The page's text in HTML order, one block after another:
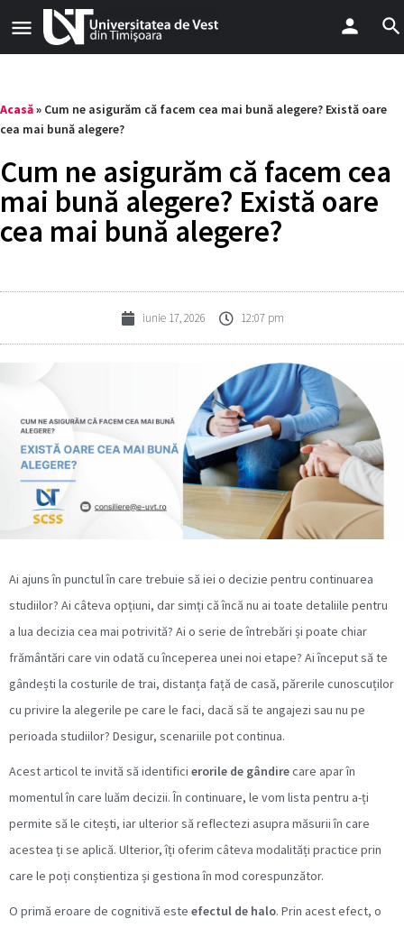
Acasă» Cum ne asigurăm că facem cea mai bună alegere? Există oare
cea mai bună alegere?
Cum ne asigurăm că facem cea
mai bună alegere? Există oare
cea mai bună alegere?
iunie 17, 2026 12:07 pm
Ai ajuns în punctul în care trebuie să iei o decizie pentru continuarea
studiilor? Ai câteva opțiuni, dar simți că încă nu ai toate detaliile pentru
a lua decizia cea mai potrivită? Ai o serie de întrebări și poate chiar
frământări care vin odată cu începerea unei noi etape? Ai început să te
gândești la costurile de trai, distanța față de casă, părerile cunoscuților
cu privire la alegerile pe care le faci, dacă să te angajezi sau nu pe
perioada studiilor? Desigur, scenariile pot continua.
Acest articolte invită să identifici erorile de gândirecare apar în
momentul în care luăm decizii. În continuare, le vom lista pentru a-ți
permite să le citești, iar ulterior să reflectezi asupra măsurii în care
acestea ți se aplică. Ulterior, îți oferim câteva modalități practice prin
care le poți conștientiza și gestiona în mod corespunzător.
O primă eroare de cognitivă este efectul de halo. Prin acest efect, o